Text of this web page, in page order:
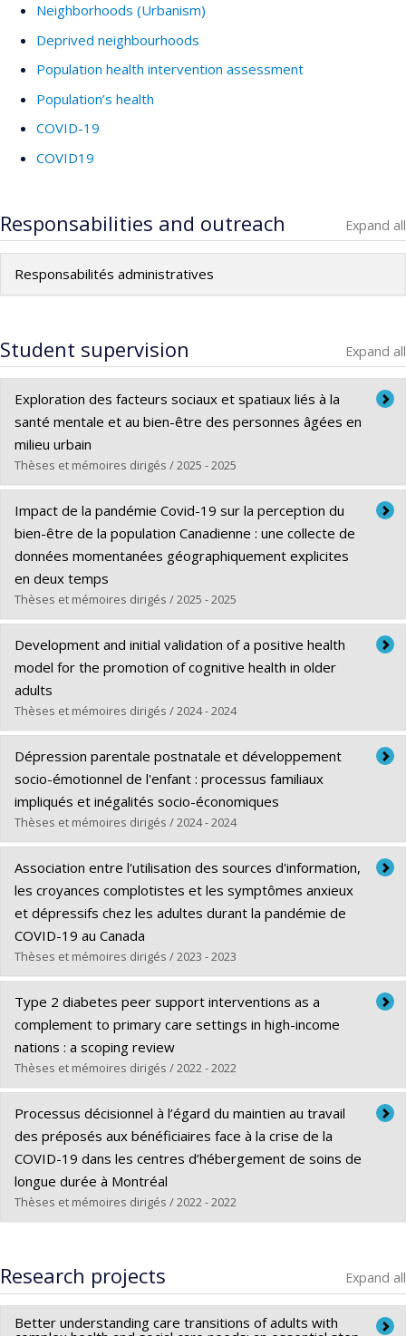
Neighborhoods (Urbanism)
Deprived neighbourhoods
Population health intervention assessment
Population’s health
COVID-19
COVID19
Responsabilities and outreach Expand all
Responsabilités administratives
Student supervision Expand all
Exploration des facteurs sociaux et spatiaux liés à la
santé mentale et au bien-être des personnes âgées en
milieu urbain
Thèses et mémoires dirigés / 2025 - 2025
Graduate :Elhania, Nadra
Cycle :Doctoral
Grade :Ph. D.
Lien vers le document dans Papyrus
Impact de la pandémie Covid-19 sur la perception du
bien-être de la population Canadienne : une collecte de
données momentanées géographiquement explicites
en deux temps
Thèses et mémoires dirigés / 2025 - 2025
Graduate :Maurel, Allison
Cycle :Master's
Grade :
Lien vers le document dans Papyrus
Development and initial validation of a positive health
model for the promotion of cognitive health in older
adults
Thèses et mémoires dirigés / 2024 - 2024
Graduate : Legkaya Bodryzlova, Yuliya
Cycle :Doctoral
Grade :Ph. D.
Lien vers le document dans Papyrus
Dépression parentale postnatale et développement
socio-émotionnel de l'enfant : processus familiaux
impliqués et inégalités socio-économiques
Thèses et mémoires dirigés / 2024 - 2024
Graduate : Clément, Myriam
Cycle :Doctoral
Grade :Ph. D.
Lien vers le document dans Papyrus
Association entre l'utilisation des sources d'information,
les croyances complotistes et les symptômes anxieux
et dépressifs chez les adultes durant la pandémie de
COVID-19 au Canada
Thèses et mémoires dirigés / 2023 - 2023
Graduate :Coderre, Alexandre
Cycle :Master's
Grade : M. Sc.
Lien vers le document dans Papyrus
Type 2 diabetes peer support interventions as a
complement to primary care settings in high-income
nations : a scoping review
Thèses et mémoires dirigés / 2022 - 2022
Graduate :Lu, Sonia
Cycle :Master's
Grade :M. Sc.
Lien vers le document dans Papyrus
Processus décisionnel à l’égard du maintien au travail
des préposés aux bénéficiaires face à la crise de la
COVID-19 dans les centres d’hébergement de soins de
longue durée à Montréal
Thèses et mémoires dirigés / 2022 - 2022
Cycle :Master's
Grade :M. Sc.
Lien vers le document dans Papyrus
Research projects Expand all
Better understanding care transitions of adults with